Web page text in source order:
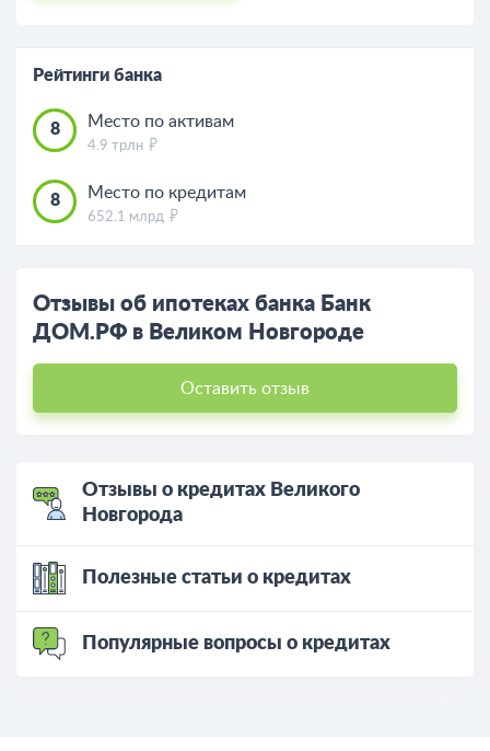
Рейтинги банка
8 Место по активам
4.9 трлн
8 Место по кредитам
652.1 млрд
Отзывы об ипотеках банка Банк
ДОМ.РФ в Великом Новгороде
Оставить отзыв
Отзывы о кредитах Великого
Новгорода
Полезные статьи о кредитах
Популярные вопросы о кредитах